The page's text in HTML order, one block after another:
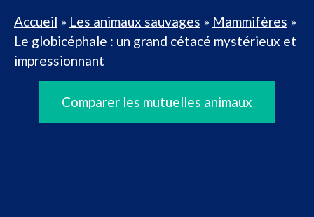
Accueil » Les animaux sauvages » Mammifères »
Le globicéphale : un grand cétacé mystérieux et
impressionnant
Comparer les mutuelles animaux